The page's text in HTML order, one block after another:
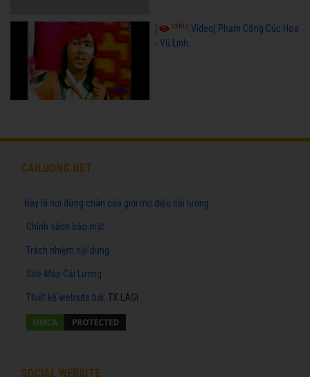
23612 Video] Phạm Công Cúc Hoa
- Vũ Linh
CAILUONG.NET
Đây là nơi dừng chân của giới mộ điệu cải lương
Chính sách bảo mật
Trách nhiệm nội dung
Site-Map Cải Lương
Thiết kế website bởi: TX LAGI
SOCIAL WEBSITE